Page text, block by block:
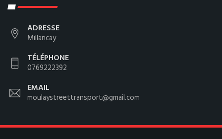
ADRESSE
Millancay
TÉLÉPHONE
0769222392
EMAIL
moulaystreettransport@gmail.com